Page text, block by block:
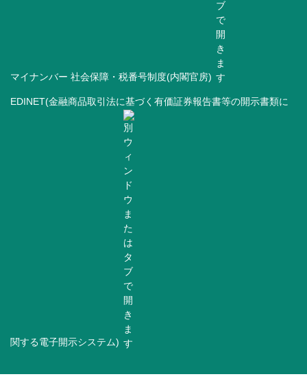
マイナンバー 社会保障・税番号制度(内閣官房)
EDINET(金融商品取引法に基づく有価証券報告書等の開示書類に
関する電子開示システム)